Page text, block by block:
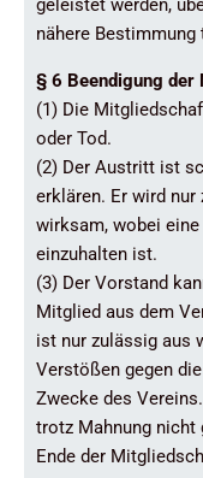
geleistet werden,
nähere Bestimmung
§ 6 Beendigung
(1) Die
oder Tod.
(2) Der Austritt ist
erklären. Er wird nur
wirksam, wobei
einzuhalten ist.
(3) Der Vorstand
Mitglied aus dem
ist nur zulässig aus
Verstößen gegen
Zwecke des
trotz Mahnung nicht
Ende der